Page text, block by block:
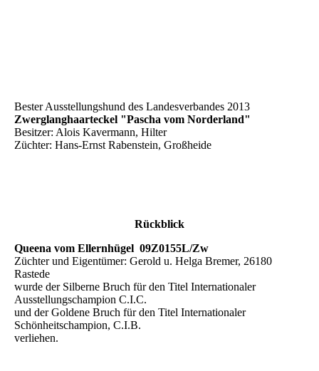
Bester Ausstellungshund des Landesverbandes 2013
Zwerglanghaarteckel "Pascha vom Norderland"
Besitzer: Alois Kavermann, Hilter
Züchter: Hans-Ernst Rabenstein, Großheide
Rückblick
Queena vom Ellernhügel 09Z0155L/Zw
Züchter und Eigentümer: Gerold u. Helga Bremer, 26180
Rastede
wurde der Silberne Bruch für den Titel Internationaler
Ausstellungschampion C.I.C.
und der Goldene Bruch für den Titel Internationaler
Schönheitschampion, C.I.B.
verliehen.